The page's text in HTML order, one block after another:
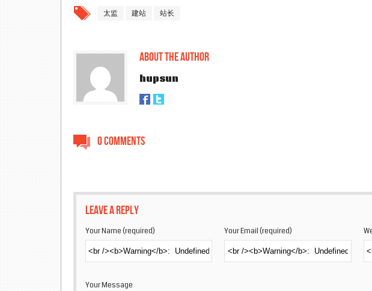
太监 建站 站长
About the author
hupsun
0 Comments
Leave a reply
Your Name (required) Your Email (required)
Your Message